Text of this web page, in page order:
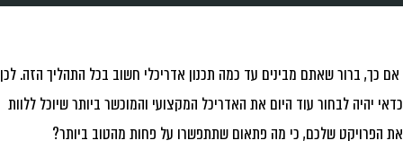
כך, ברור שאתם מבינים עד כמה תכנון אדריכלי חשוב בכל התהליך הזה. לכן
יהיה לבחור עוד היום את האדריכל המקצועי והמוכשר ביותר שיוכל ללוות
הפרויקט שלכם, כי מה פתאום שתתפשרו על פחות מהטוב ביותר?